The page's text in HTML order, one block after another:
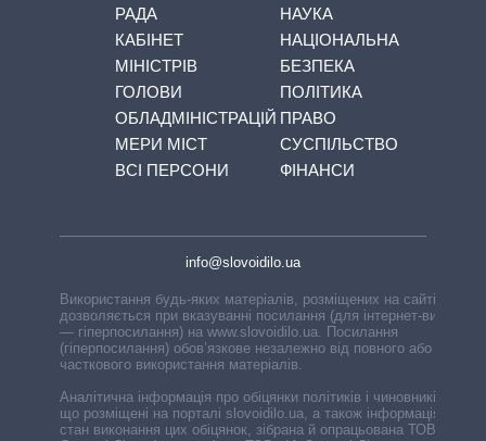
РАДА
КАБІНЕТ
МІНІСТРІВ
ГОЛОВИ
ОБЛАДМІНІСТРАЦІЙ
МЕРИ МІСТ
ВСІ ПЕРСОНИ
НАУКА
НАЦІОНАЛЬНА
БЕЗПЕКА
ПОЛІТИКА
ПРАВО
СУСПІЛЬСТВО
ФІНАНСИ
info@slovoidilo.ua
Використання будь-яких матеріалів, розміщених на сайті,
дозволяється при вказуванні посилання (для інтернет-видань
— гіперпосилання) на www.slovoidilo.ua. Посилання
(гіперпосилання) обов’язкове незалежно від повного або
часткового використання матеріалів.
Аналітична інформація про обіцянки політиків і чиновників,
що розміщені на порталі slovoidilo.ua, а також інформація про
стан виконання цих обіцянок, зібрана й опрацьована ТОВ «ІА